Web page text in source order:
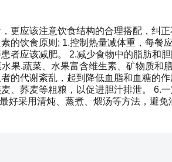
更应该注意饮食结构的合理搭配，纠
的饮食原则; 1.控制热量减体重，每餐
者应该减肥。 2.减少食物中的脂肪和
果.蔬菜、水果富含维生素、矿物质和
的代谢紊乱，起到降低血脂和血糖的
、荞麦等粗粮，以促进胆汁排泄。 6.
好采用清炖、蒸煮、煨汤等方法，避免